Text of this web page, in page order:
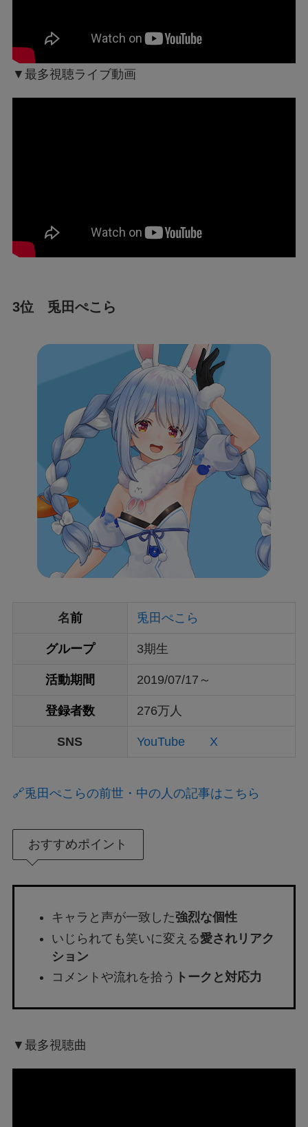
▼最多視聴ライブ動画
3位 兎田ぺこら
名前 兎田ぺこら
グループ 3期生
活動期間 2019/07/17～
登録者数 276万人
SNS YouTube X
🔗兎田ぺこらの前世・中の人の記事はこちら
おすすめポイント
キャラと声が一致した強烈な個性
いじられても笑いに変える愛されリアク
ション
コメントや流れを拾う
トークと対応力
▼最多視聴曲